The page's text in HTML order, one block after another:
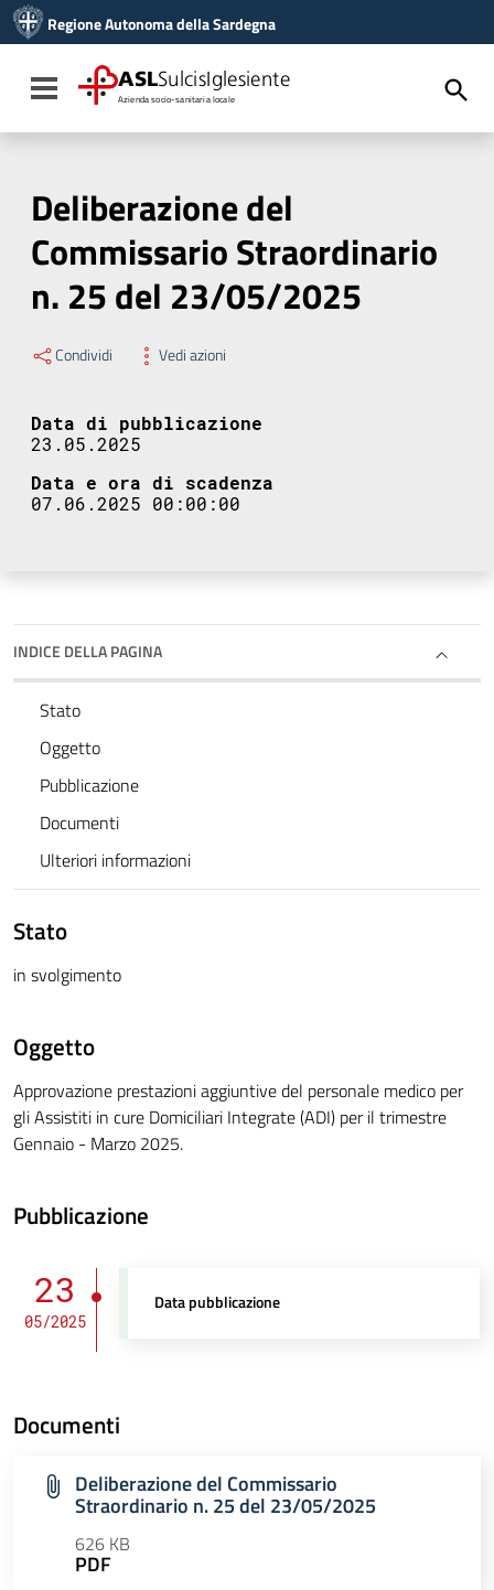
Vai al menu di navigazione
Vai al footer
Regione Autonoma della Sardegna
Toggle navigation
ASLSulcisIglesiente
Azienda socio-sanitaria locale
Deliberazione del
Commissario Straordinario
n. 25 del 23/05/2025
Condividi Vedi azioni
Data di pubblicazione
23.05.2025
Data e ora di scadenza
07.06.2025 00:00:00
INDICE DELLA PAGINA
Stato
Oggetto
Pubblicazione
Documenti
Ulteriori informazioni
Stato
in svolgimento
Oggetto
Approvazione prestazioni aggiuntive del personale medico per
gli Assistiti in cure Domiciliari Integrate (ADI) per il trimestre
Gennaio - Marzo 2025.
Pubblicazione
23
05/2025
Data pubblicazione
Documenti
Deliberazione del Commissario
Straordinario n. 25 del 23/05/2025
626 KB
PDF